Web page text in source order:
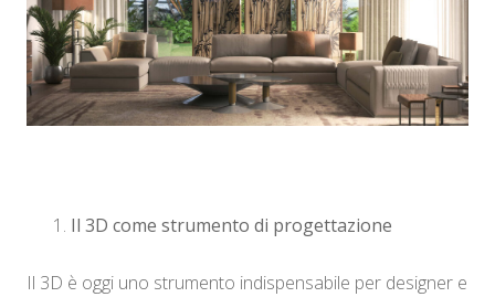
Il 3D come strumento di progettazione
Il 3D è oggi uno strumento indispensabile per designer e